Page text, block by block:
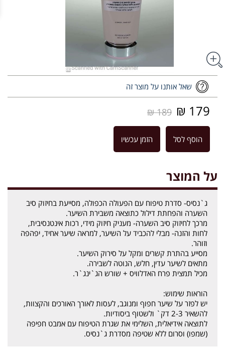
שאל אותנו על מוצר זה
179 ₪
189 ₪
הוסף לסל הזמן עכשיו
על המוצר
ג`נסיס- סדרת טיפוח עם הפעולה הכפולה, מסייעת בחיזוק סיב
השערה והפחתת דילול כתוצאה משבירת השיער.
מרכך לחיזוק סיב השערה- מעניק חיזוק מידי, רכות אינטנסיבית,
לחות והזנה- מבלי להכביד על השיער, למראה שיער אחיד, יפהפה
וזוהר.
מסייע בהתרת קשרים ומקל על סירוק השיער.
מתאים לשיער עדין, חלש, הנוטה לשבירה.
מכיל תמצית פרח האדלוויס + שורש הג`ינג`ר.
הוראות שימוש:
יש לפזר על שיער חפוף ומנוגב, לעסות לאורך האורכים והקצוות,
להשאיר 2-3 דק` ולשטוף ביסודיות.
לתוצאה אידיאלית, השלימי את שגרת הטיפוח עם אמבט חפיפה
(שמפו) וסרום ללא שטיפה מסדרת ג`נסיס.